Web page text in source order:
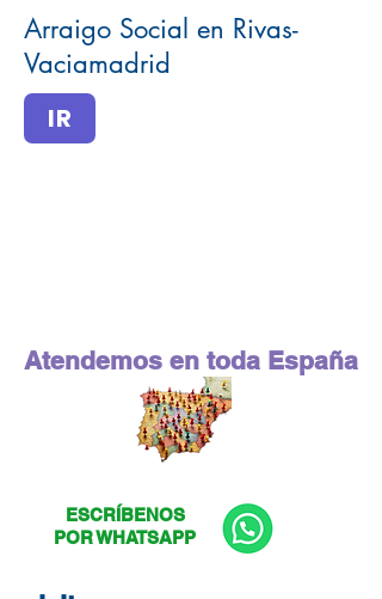
Arraigo Social en Rivas-
Vaciamadrid
IR
Atendemos en toda España
ESCRÍBENOS
POR WHATSAPP